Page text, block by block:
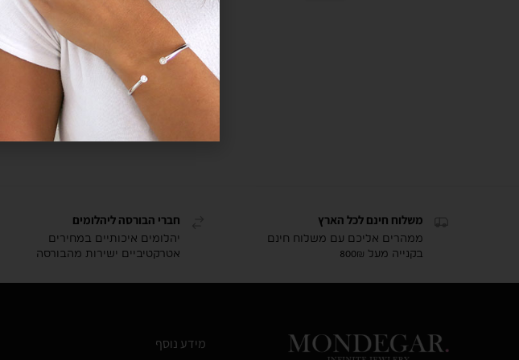
משלוח חינם לכל הארץ
ממהרים אליכם עם משלוח חינם
בקנייה מעל 800₪
חברי הבורסה ליהלומים
יהלומים איכותיים במחירים
אטרקטיביים ישירות מהבורסה
מידע נוסף